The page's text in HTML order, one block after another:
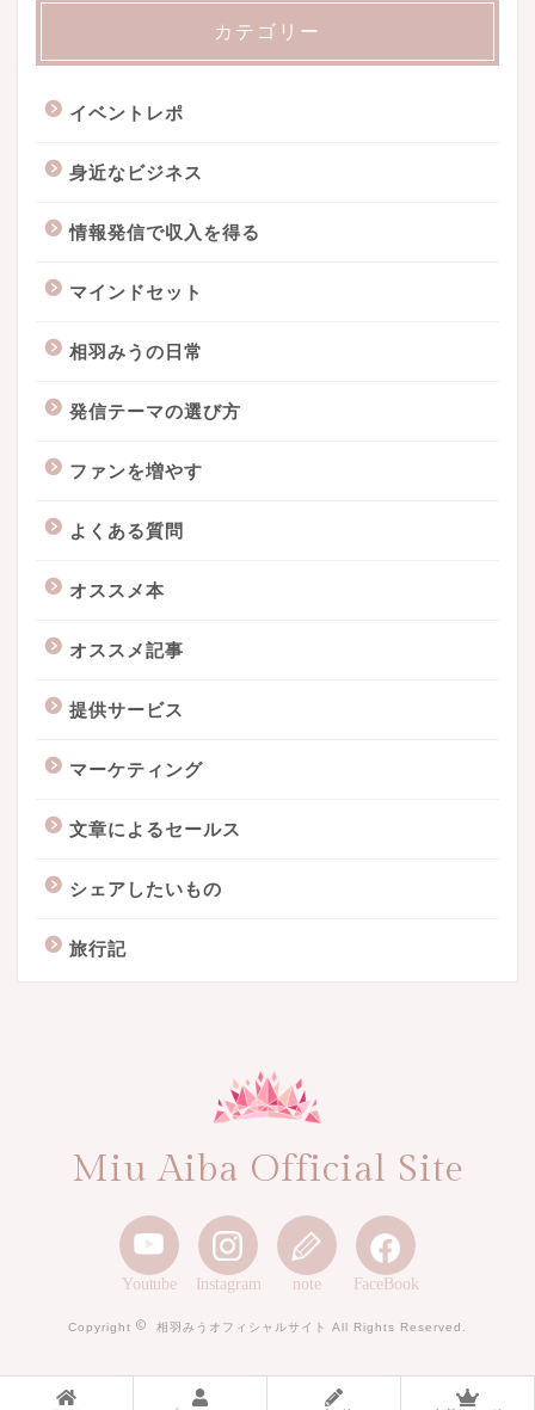
カテゴリー
イベントレポ
身近なビジネス
情報発信で収入を得る
マインドセット
相羽みうの日常
発信テーマの選び方
ファンを増やす
よくある質問
オススメ本
オススメ記事
提供サービス
マーケティング
文章によるセールス
シェアしたいもの
旅行記
Miu Aiba Official Site
Youtube Instagram note FaceBook
Copyright 相羽みうオフィシャルサイト All Rights Reserved.